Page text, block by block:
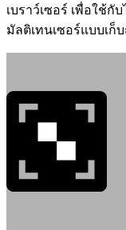
เบราว์เซอร์ เพื่อใช้กั
มัลติเทนเซอร์แบบเก็